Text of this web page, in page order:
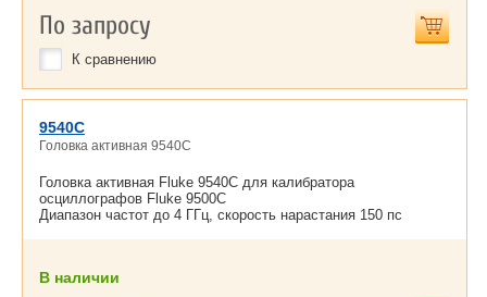
По запросу
К сравнению
9540C
Головка активная 9540C
Головка активная Fluke 9540C для калибратора
осциллографов Fluke 9500C
Диапазон частот до 4 ГГц, скорость нарастания 150 пс
В наличии